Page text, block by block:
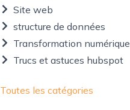
Site web
structure de données
Transformation numérique
Trucs et astuces hubspot
Toutes les catégories